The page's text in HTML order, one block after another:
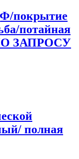
покрытие
потайная
ЗАПРОСУ
полная